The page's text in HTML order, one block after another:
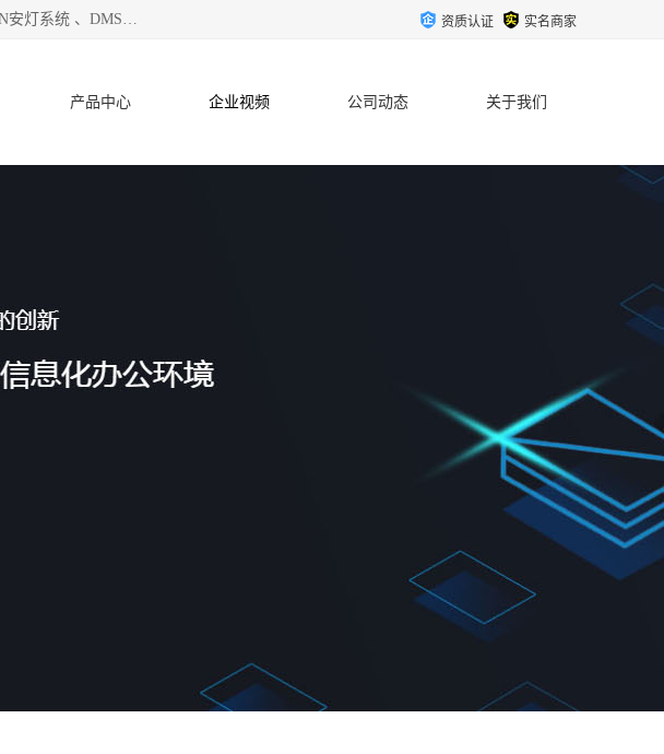
天津迈讯科智能技术有限公司主要从事：MES制造执行系统、锐益生产云工单、WMS仓库管理系统、ANDON安灯系统 、DMS设备管理系统、电气设备健康监测系统、工厂可视化管理、数字化车间；公司是一家专注于企业及制造业信息化、智能化的信息系统集成解决方案提供商的高新技术企业。为企业提供全套的软硬件信息系统集成及安装部署服务。 资质认证 实名商家
产品中心 企业视频 公司动态 关于我们